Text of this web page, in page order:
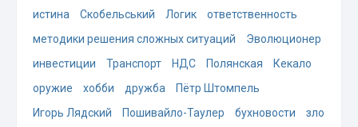
истина
Скобельський Логик
ответственность
методики решения сложных ситуаций
Эволюционер
инвестиции
Транспорт НДС Полянская
Кекало
оружие
хобби дружба
Пётр Штомпель
Игорь Лядский
Пошивайло-Таулер бухновости
зло